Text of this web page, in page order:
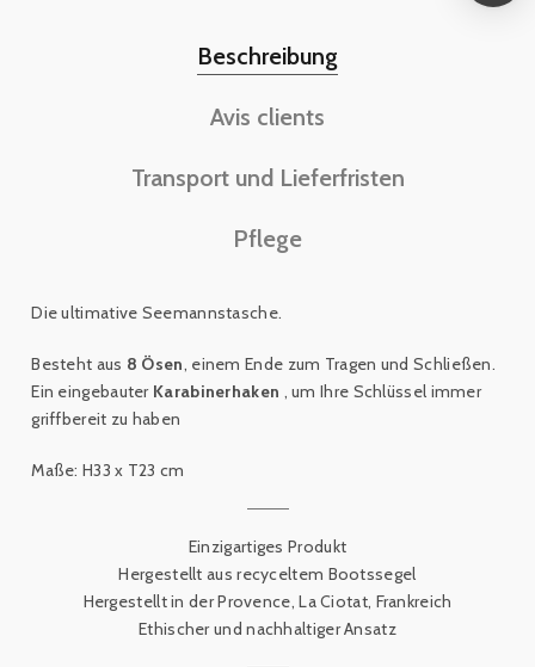
Beschreibung
Avis clients
Transport und Lieferfristen
Pflege
Die ultimative Seemannstasche.
Besteht aus 8 Ösen, einem Ende zum Tragen und Schließen.
Ein eingebauterKarabinerhaken , um Ihre Schlüssel immer
griffbereit zu haben
Maße: H33 x T23 cm
Einzigartiges Produkt
Hergestellt aus recyceltem Bootssegel
Hergestellt in der Provence, La Ciotat, Frankreich
Ethischer und nachhaltiger Ansatz